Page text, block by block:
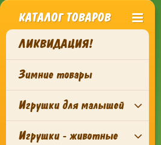
КАТАЛОГ ТОВАРОВ
ЛИКВИДАЦИЯ!
Зимние товары
Игрушки для малышей
Игрушки - животные